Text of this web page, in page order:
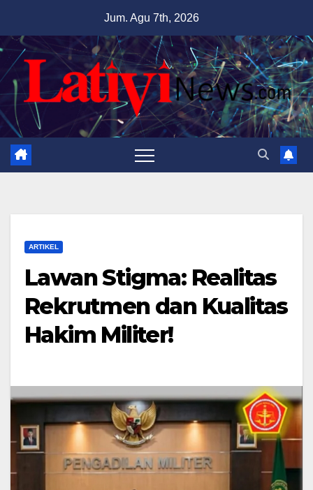
content
Jum. Agu 7th, 2026
ARTIKEL
Lawan Stigma: Realitas
Rekrutmen dan Kualitas
Hakim Militer!